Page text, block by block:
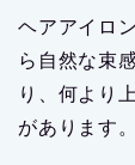
ヘアアイロ
ら自然な束
り、何より
があります。